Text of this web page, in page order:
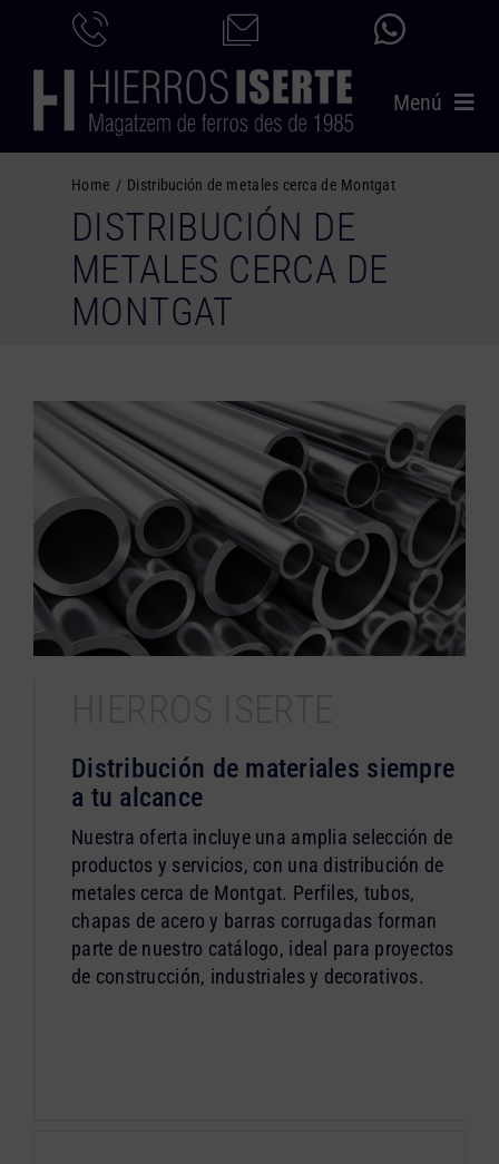
contenido
Menú
PRODUCTOS
SERVICIOS
CATÁLOGO
CONTACTO
Home Distribución de metales cerca de Montgat
DISTRIBUCIÓN DE
METALES CERCA DE
MONTGAT
Distribución de materiales siempre
a tu alcance
Nuestra oferta incluye una amplia selección de
productos y servicios, con una distribución de
metales cerca de Montgat. Perfiles, tubos,
chapas de acero y barras corrugadas forman
parte de nuestro catálogo, ideal para proyectos
de construcción, industriales y decorativos.